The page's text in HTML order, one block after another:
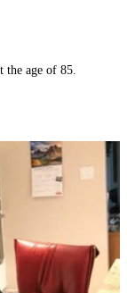
the age of 85.